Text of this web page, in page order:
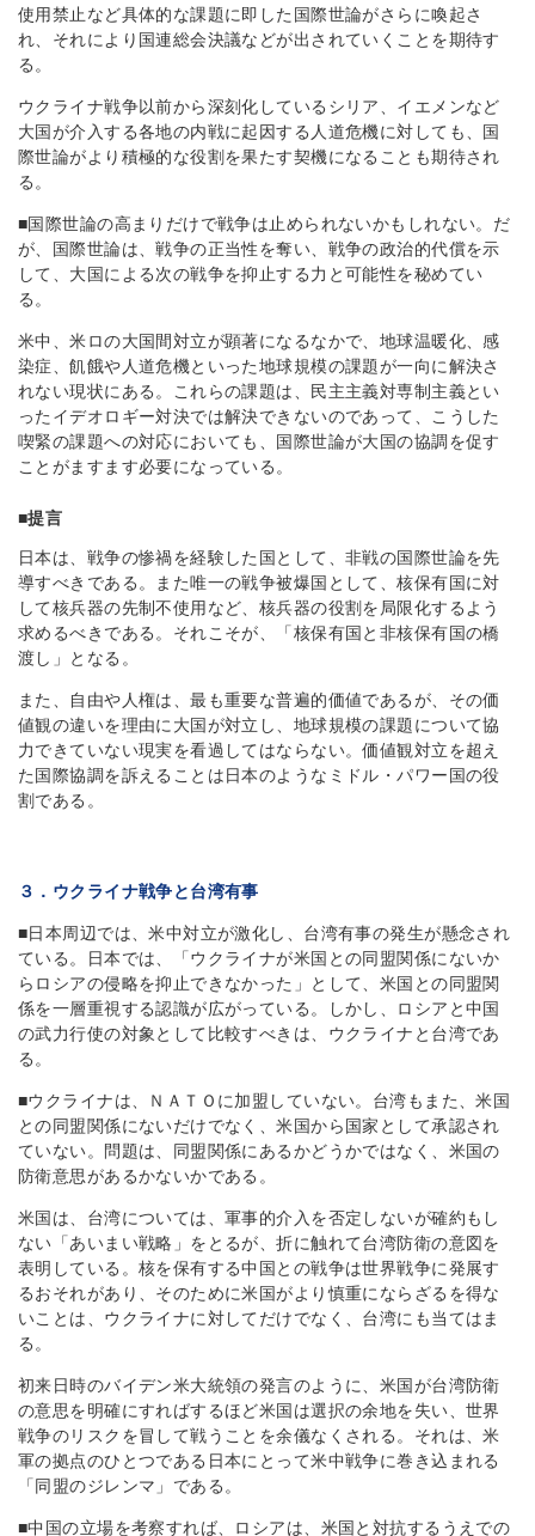
使用禁止など具体的な課題に即した国際世論がさらに喚起さ
れ、それにより国連総会決議などが出されていくことを期待す
る。
ウクライナ戦争以前から深刻化しているシリア、イエメンなど
大国が介入する各地の内戦に起因する人道危機に対しても、国
際世論がより積極的な役割を果たす契機になることも期待され
る。
■国際世論の高まりだけで戦争は止められないかもしれない。だ
が、国際世論は、戦争の正当性を奪い、戦争の政治的代償を示
して、大国による次の戦争を抑止する力と可能性を秘めてい
る。
米中、米ロの大国間対立が顕著になるなかで、地球温暖化、感
染症、飢餓や人道危機といった地球規模の課題が一向に解決さ
れない現状にある。これらの課題は、民主主義対専制主義とい
ったイデオロギー対決では解決できないのであって、こうした
喫緊の課題への対応においても、国際世論が大国の協調を促す
ことがますます必要になっている。
■提言
日本は、戦争の惨禍を経験した国として、非戦の国際世論を先
導すべきである。また唯一の戦争被爆国として、核保有国に対
して核兵器の先制不使用など、核兵器の役割を局限化するよう
求めるべきである。それこそが、「核保有国と非核保有国の橋
渡し」となる。
また、自由や人権は、最も重要な普遍的価値であるが、その価
値観の違いを理由に大国が対立し、地球規模の課題について協
力できていない現実を看過してはならない。価値観対立を超え
た国際協調を訴えることは日本のようなミドル・パワー国の役
割である。
３．ウクライナ戦争と台湾有事
■日本周辺では、米中対立が激化し、台湾有事の発生が懸念され
ている。日本では、「ウクライナが米国との同盟関係にないか
らロシアの侵略を抑止できなかった」として、米国との同盟関
係を一層重視する認識が広がっている。しかし、ロシアと中国
の武力行使の対象として比較すべきは、ウクライナと台湾であ
る。
■ウクライナは、ＮＡＴＯに加盟していない。台湾もまた、米国
との同盟関係にないだけでなく、米国から国家として承認され
ていない。問題は、同盟関係にあるかどうかではなく、米国の
防衛意思があるかないかである。
米国は、台湾については、軍事的介入を否定しないが確約もし
ない「あいまい戦略」をとるが、折に触れて台湾防衛の意図を
表明している。核を保有する中国との戦争は世界戦争に発展す
るおそれがあり、そのために米国がより慎重にならざるを得な
いことは、ウクライナに対してだけでなく、台湾にも当てはま
る。
初来日時のバイデン米大統領の発言のように、米国が台湾防衛
の意思を明確にすればするほど米国は選択の余地を失い、世界
戦争のリスクを冒して戦うことを余儀なくされる。それは、米
軍の拠点のひとつである日本にとって米中戦争に巻き込まれる
「同盟のジレンマ」である。
■中国の立場を考察すれば、ロシアは、米国と対抗するうえでの